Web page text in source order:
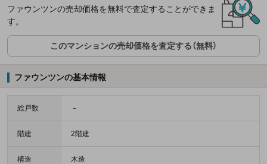
ファウンツンの売却価格を無料で査定することができま
す。
このマンションの売却価格を査定する（無料）
ファウンツンの基本情報
総戸数 －
階建 2階建
構造 木造